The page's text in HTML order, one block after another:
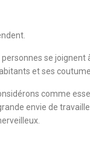
se joignent
et ses
comme
envie de